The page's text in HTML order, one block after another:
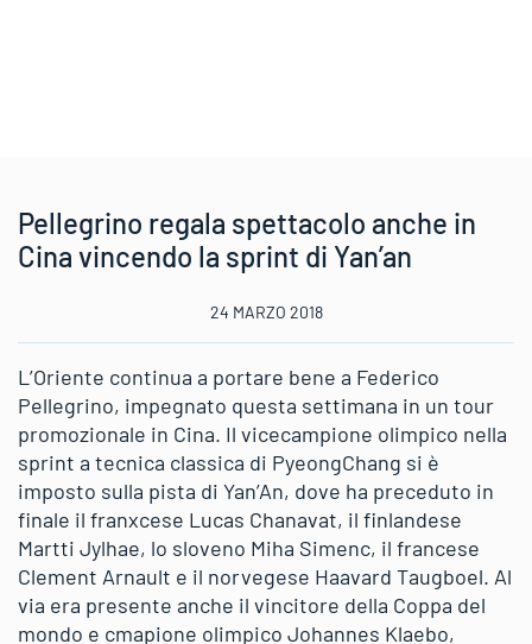
Pellegrino regala spettacolo anche in
Cina vincendo la sprint di Yan’an
24 MARZO 2018
L’Oriente continua a portare bene a Federico
Pellegrino, impegnato questa settimana in un tour
promozionale in Cina. Il vicecampione olimpico nella
sprint a tecnica classica di PyeongChang si è
imposto sulla pista di Yan’An, dove ha preceduto in
finale il franxcese Lucas Chanavat, il finlandese
Martti Jylhae, lo sloveno Miha Simenc, il francese
Clement Arnault e il norvegese Haavard Taugboel. Al
via era presente anche il vincitore della Coppa del
mondo e cmapione olimpico Johannes Klaebo,